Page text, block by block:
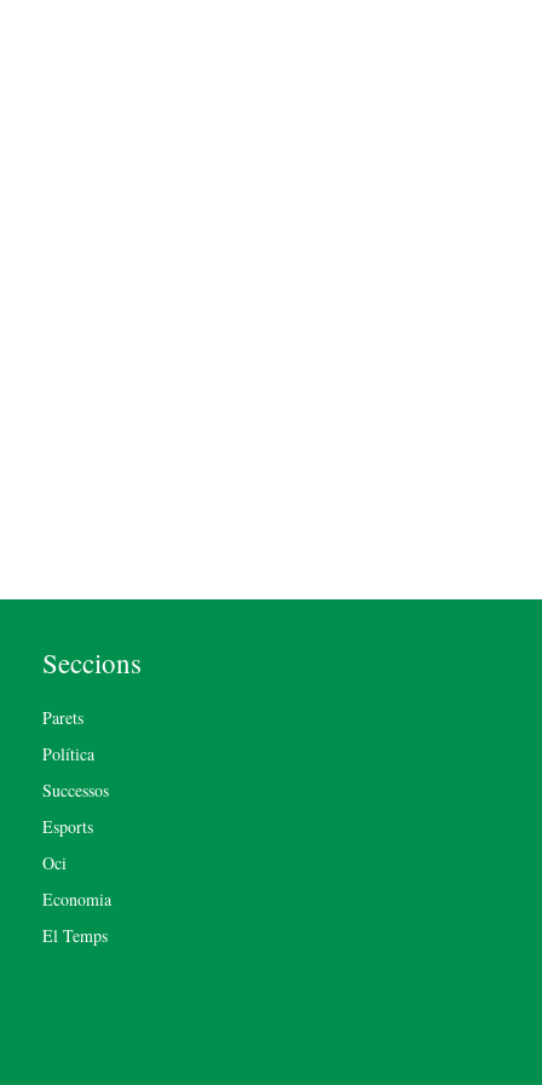
Seccions
Parets
Política
Successos
Esports
Oci
Economia
El Temps